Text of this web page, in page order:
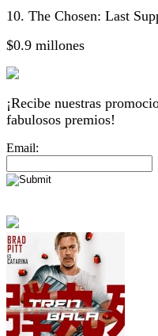
10. The Chosen: Last
$0.9 millones
¡Recibe nuestras
fabulosos premios!
Email: